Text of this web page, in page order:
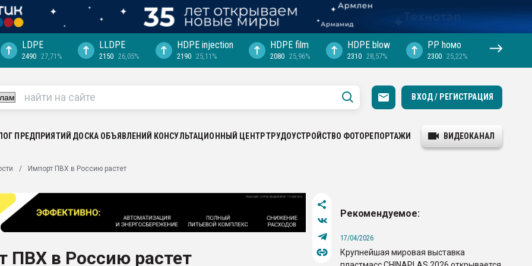
выходит на
рынке
LDPE
2490 27,71%
LLDPE
2150 26,05%
HDPE injection
2190 25,11%
HDPE film
2080 25,96%
HDPE blow
2310 28,57%
PP hомо
2300 25,22%
ВХОД / РЕГИСТРАЦИЯ
ПРЕДПРИЯТИЙ ДОСКА ОБЪЯВЛЕНИЙ КОНСУЛЬТАЦИОННЫЙ ЦЕНТРТРУДОУСТРОЙСТВО ФОТОРЕПОРТАЖИ ВИДЕОКАНАЛ
Импорт ПВХ в Россию растет
ПВХ в Россию растет
Рекомендуемое:
17/04/2026
Крупнейшая мировая выставка